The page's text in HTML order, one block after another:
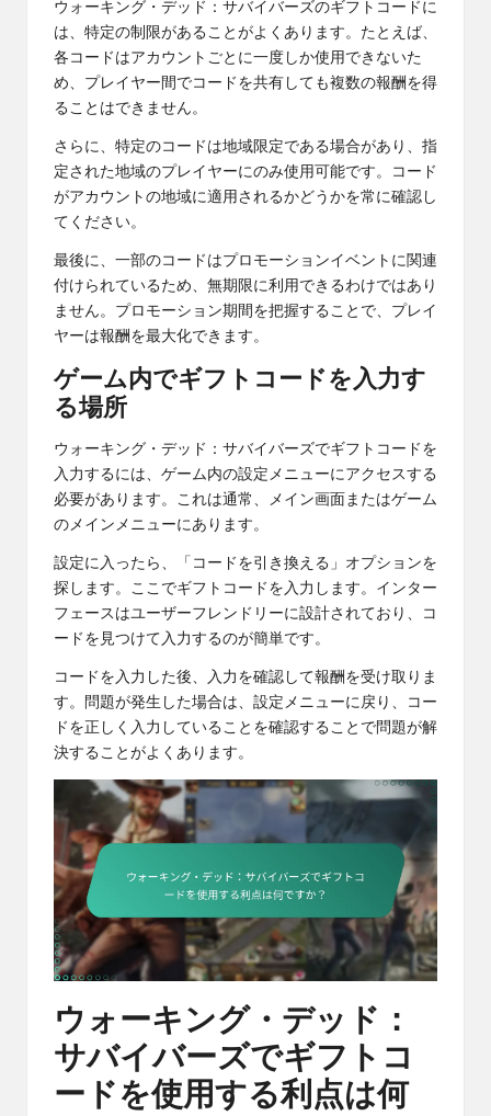
ウォーキング・デッド：サバイバーズのギフトコードに
は、特定の制限があることがよくあります。たとえば、
各コードはアカウントごとに一度しか使用できないた
め、プレイヤー間でコードを共有しても複数の報酬を得
ることはできません。
さらに、特定のコードは地域限定である場合があり、指
定された地域のプレイヤーにのみ使用可能です。コード
がアカウントの地域に適用されるかどうかを常に確認し
てください。
最後に、一部のコードはプロモーションイベントに関連
付けられているため、無期限に利用できるわけではあり
ません。プロモーション期間を把握することで、プレイ
ヤーは報酬を最大化できます。
ゲーム内でギフトコードを入力す
る場所
ウォーキング・デッド：サバイバーズでギフトコードを
入力するには、ゲーム内の設定メニューにアクセスする
必要があります。これは通常、メイン画面またはゲーム
のメインメニューにあります。
設定に入ったら、「コードを引き換える」オプションを
探します。ここでギフトコードを入力します。インター
フェースはユーザーフレンドリーに設計されており、コ
ードを見つけて入力するのが簡単です。
コードを入力した後、入力を確認して報酬を受け取りま
す。問題が発生した場合は、設定メニューに戻り、コー
ドを正しく入力していることを確認することで問題が解
決することがよくあります。
ウォーキング・デッド：
サバイバーズでギフトコ
ードを使用する利点は何